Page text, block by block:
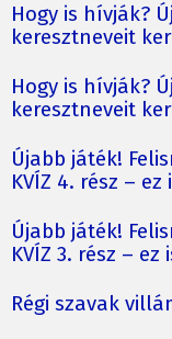
Hogy is hívják?
keresztneveit
Hogy is hívják?
keresztneveit
Újabb játék!
KVÍZ 4. rész –
Újabb játék!
KVÍZ 3. rész – ez
Régi szavak